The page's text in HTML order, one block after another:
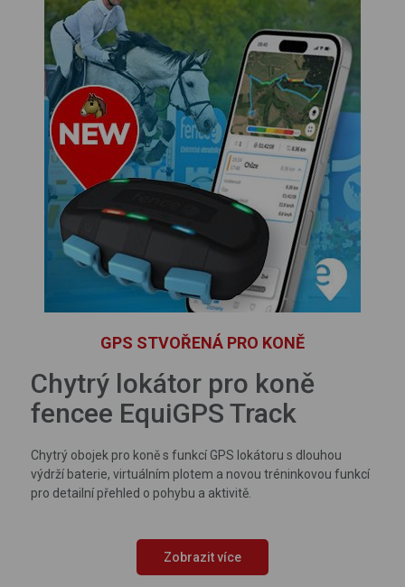
GPS STVOŘENÁ PRO KONĚ
Chytrý lokátor pro koně
fencee EquiGPS Track
Chytrý obojek pro koně s funkcí GPS lokátoru s dlouhou
výdrží baterie, virtuálním plotem a novou tréninkovou funkcí
pro detailní přehled o pohybu a aktivitě.
Zobrazit více